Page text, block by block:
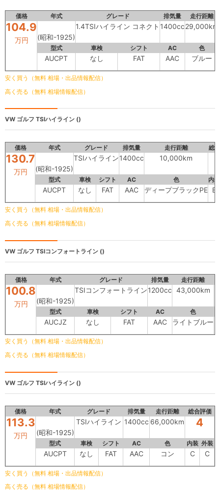
価格 年式 グレード 排気量 走行距離
104.9
万円 (昭和-1925)
1.4TSIハイライン コネクト 1400cc29,000km
型式 車検 シフト AC 色
AUCPT なし FAT AAC ブルー
安く買う（無料 相場・出品情報配信）
高く売る（無料 相場情報配信）
VW ゴルフ TSIハイライン ()
価格 年式 グレード 排気量 走行距離 総
130.7
万円 (昭和-1925)
TSIハイライン1400cc 10,000km
型式 車検 シフト AC 色 内装
AUCPT なし FAT AAC ディープブラックPE B
安く買う（無料 相場・出品情報配信）
高く売る（無料 相場情報配信）
VW ゴルフ TSIコンフォートライン ()
価格 年式 グレード 排気量 走行距離
100.8
万円 (昭和-1925)
TSIコンフォートライン1200cc 43,000km
型式 車検 シフト AC 色
AUCJZ なし FAT AAC ライトブルー
安く買う（無料 相場・出品情報配信）
高く売る（無料 相場情報配信）
VW ゴルフ TSIハイライン ()
価格 年式 グレード 排気量 走行距離 総合評価
113.3
万円 (昭和-1925)
TSIハイライン 1400cc 66,000km 4
型式 車検 シフト AC 色 内装 外装
AUCPT なし FAT AAC コン C C
安く買う（無料 相場・出品情報配信）
高く売る（無料 相場情報配信）